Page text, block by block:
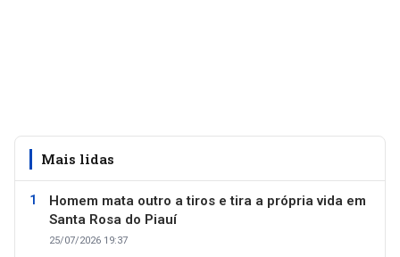
Mais lidas
Homem mata outro a tiros e tira a própria vida em
Santa Rosa do Piauí
25/07/2026 19:37